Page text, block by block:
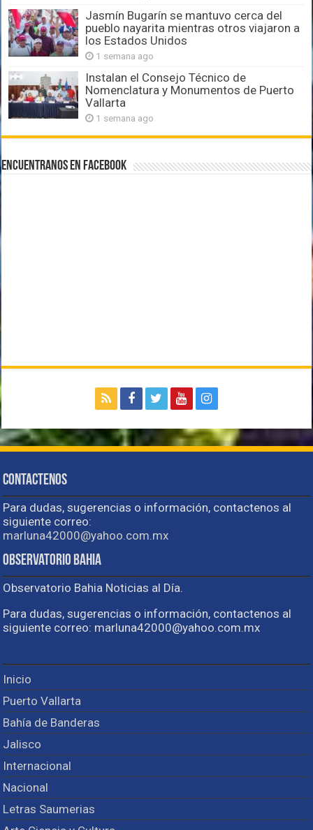
Jasmín Bugarín se mantuvo cerca del
pueblo nayarita mientras otros viajaron a
los Estados Unidos
1 semana ago
Instalan el Consejo Técnico de
Nomenclatura y Monumentos de Puerto
Vallarta
1 semana ago
Encuentranos en Facebook
Contactenos
Para dudas, sugerencias o información, contactenos al
siguiente correo:
marluna42000@yahoo.com.mx
Observatorio Bahia
Observatorio Bahia Noticias al Día.
Para dudas, sugerencias o información, contactenos al
siguiente correo: marluna42000@yahoo.com.mx
Inicio
Puerto Vallarta
Bahía de Banderas
Jalisco
Internacional
Nacional
Letras Saumerias